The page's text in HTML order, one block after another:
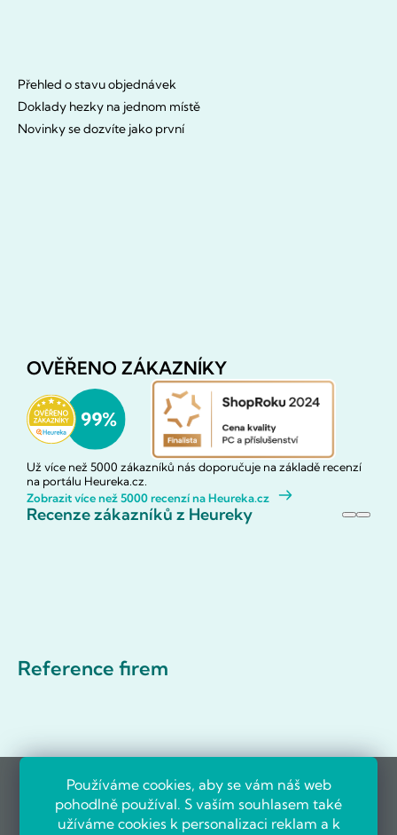
Používáme cookies, aby se vám náš web
pohodlně používal. S vaším souhlasem také
užíváme cookies k personalizaci reklam a k
Přehled o stavu objednávek
Doklady hezky na jednom místě
Novinky se dozvíte jako první
OVĚŘENO ZÁKAZNÍKY
Už více než 5000 zákazníků nás doporučuje na základě recenzí
na portálu Heureka.cz.
Zobrazit více než 5000 recenzí na Heureka.cz
Recenze zákazníků z Heureky
Reference firem